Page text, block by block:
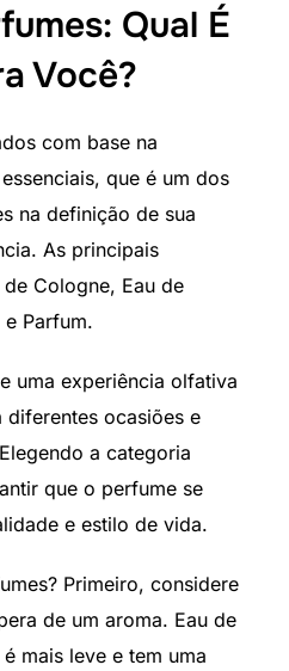
Qual É
Você?
com base na
que é um dos
na definição de sua
As principais
Cologne, Eau de
Parfum.
uma experiência olfativa
ocasiões e
a categoria
que o perfume se
e estilo de vida.
Primeiro, considere
de um aroma. Eau de
mais leve e tem uma